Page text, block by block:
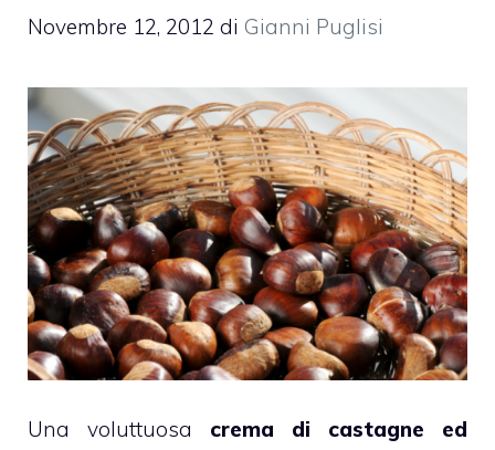
Novembre 12, 2012 di Gianni Puglisi
Una voluttuosa crema di castagne ed